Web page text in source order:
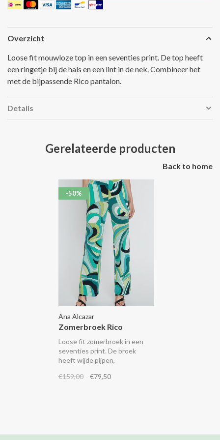
Overzicht
Loose fit mouwloze top in een seventies print. De top heeft
een ringetje bij de hals en een lint in de nek. Combineer het
met de bijpassende Rico pantalon.
Details
Gerelateerde producten
Back to home
-50%
Ana Alcazar
Zomerbroek Rico
Loose fit zomerbroek in een
seventies print. De broek
heeft wijde pijpen,
Combineer het met de
€159,00 €79,50